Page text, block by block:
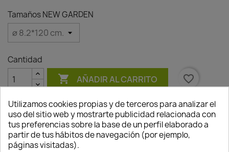
Tamaños NEW GARDEN
Cantidad
 AÑADIR AL CARRITO favorite_border
Descripción
Utilizamos cookies propias y de terceros para analizar el
uso del sitio web y mostrarte publicidad relacionada con
tus preferencias sobre la base de un perfil elaborado a
partir de tus hábitos de navegación (por ejemplo,
páginas visitadas).